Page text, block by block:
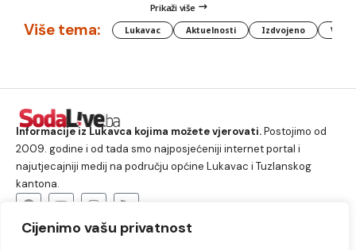
Cijenimo vašu privatnost
Prikaži više
Više tema: Lukavac Aktuelnosti Izdvojeno
Informacije iz Lukavca kojima možete vjerovati.Postojimo od
2009. godine i od tada smo najposjećeniji internet portal i
najutjecajniji medij na području općine Lukavac i Tuzlanskog
kantona.